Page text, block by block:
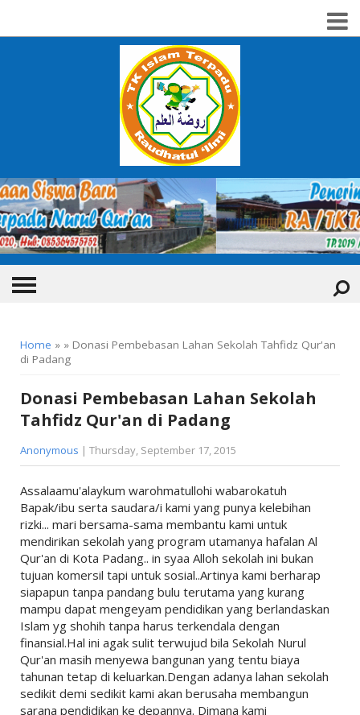
RA / TKIT
PSB
ANGKATAN 2018
ANGKATAN 2017
ANGKATAN 2016
ANGKATAN 2015
ANGKATAN 2014
MIS / SDIT
ANGKATAN 2018
ANGKATAN 2017
ANGKATAN 2016
ANGKATAN 2015
RUMAH TAHFIZH▼
ANGKATAN 2019
ANGKATAN 2018
ANGKATAN 2017
ANGKATAN 2016
ANGKATAN 2015
YAYASAN
ABOUT
VISI DAN MISI
SEJARAH BERDIRI
LEGALITAS
STRUKTUR
ALAMAT DAN KONTAK
ABOUT
Home » » Donasi Pembebasan Lahan Sekolah Tahfidz Qur'an
di Padang
Donasi Pembebasan Lahan Sekolah
Tahfidz Qur'an di Padang
Anonymous | Thursday, September 17, 2015
Assalaamu'alaykum warohmatullohi wabarokatuh
Bapak/ibu serta saudara/i kami yang punya kelebihan
rizki... mari bersama-sama membantu kami untuk
mendirikan sekolah yang program utamanya hafalan Al
Qur'an di Kota Padang.. in syaa Alloh sekolah ini bukan
tujuan komersil tapi untuk sosial..Artinya kami berharap
siapapun tanpa pandang bulu terutama yang kurang
mampu dapat mengeyam pendidikan yang berlandaskan
Islam yg shohih tanpa harus terkendala dengan
finansial.Hal ini agak sulit terwujud bila Sekolah Nurul
Qur'an masih menyewa bangunan yang tentu biaya
tahunan tetap di keluarkan.Dengan adanya lahan sekolah
sedikit demi sedikit kami akan berusaha membangun
sarana pendidikan ke depannya. Dimana kami